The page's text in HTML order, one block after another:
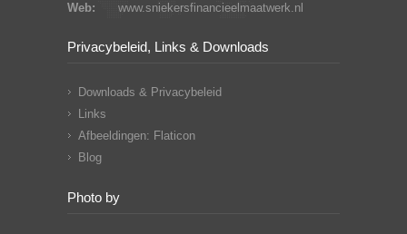
Web:
www.sniekersfinancieelmaatwerk.nl
Privacybeleid, Links & Downloads
Downloads & Privacybeleid
Links
Afbeeldingen: Flaticon
Blog
Photo by